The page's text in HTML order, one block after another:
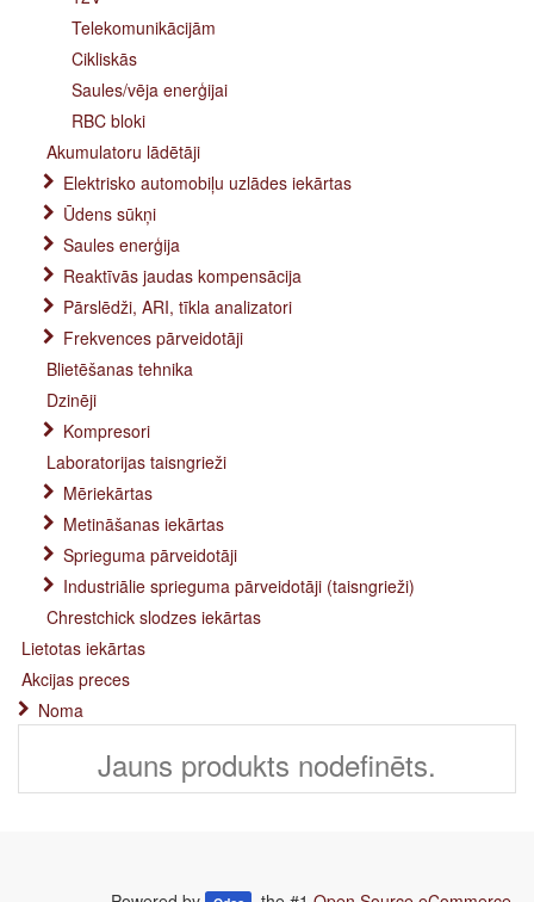
Telekomunikācijām
Cikliskās
Saules/vēja enerģijai
RBC bloki
Akumulatoru lādētāji
Elektrisko automobiļu uzlādes iekārtas
Ūdens sūkņi
Saules enerģija
Reaktīvās jaudas kompensācija
Pārslēdži, ARI, tīkla analizatori
Frekvences pārveidotāji
Blietēšanas tehnika
Dzinēji
Kompresori
Laboratorijas taisngrieži
Mēriekārtas
Metināšanas iekārtas
Sprieguma pārveidotāji
Industriālie sprieguma pārveidotāji (taisngrieži)
Chrestchick slodzes iekārtas
Lietotas iekārtas
Akcijas preces
Noma
Jauns produkts nodefinēts.